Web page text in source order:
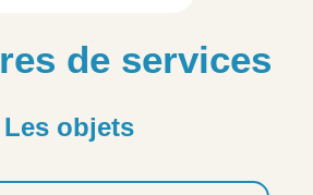
de services
Les objets